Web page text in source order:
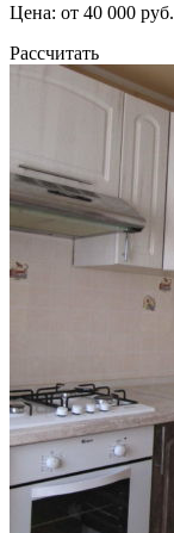
Цена: от 40 000 руб.
Рассчитать